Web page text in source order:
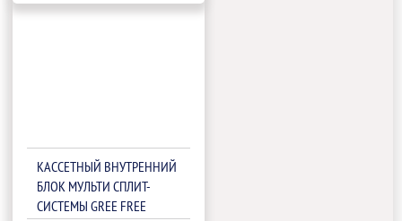
КАССЕТНЫЙ ВНУТРЕННИЙ
БЛОК МУЛЬТИ СПЛИТ-
СИСТЕМЫ GREE FREE